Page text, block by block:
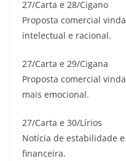
27/Carta e 28/Cigano
Proposta comercial
intelectual e racional.
27/Carta e 29/Cigana
Proposta comercial
mais emocional.
27/Carta e 30/Lírios
Notícia de estabilidade
financeira.